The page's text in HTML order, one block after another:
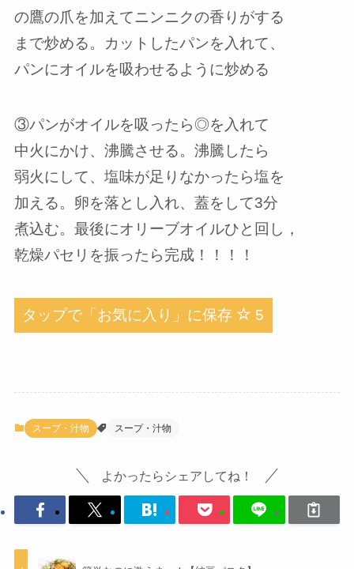
の鷹の爪を加えてニンニクの香りがする
まで炒める。カットしたパンを入れて、
パンにオイルを吸わせるように炒める
③パンがオイルを吸ったら◎を入れて
中火にかけ、沸騰させる。沸騰したら
弱火にして、塩味が足りなかったら塩を
加える。卵を落とし入れ、蓋をして3分
煮込む。最後にオリーブオイルひと回し，
乾燥パセリを振ったら完成！！！！
タップで「お気に入り」に保存 5
スープ・汁物 スープ・汁物
よかったらシェアしてね！